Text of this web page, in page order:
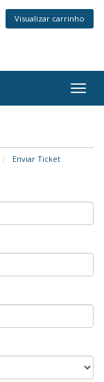
Visualizar carrinho
Enviar Ticket